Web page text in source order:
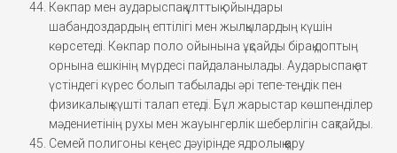
Көкпар мен аударыспақ ұлттық ойындары
шабандоздардың ептілігі мен жылқылардың күшін
көрсетеді. Көкпар поло ойынына ұқсайды бірақ доптың
орнына ешкінің мүрдесі пайдаланылады. Аударыспақ ат
үстіндегі күрес болып табылады әрі тепе-теңдік пен
физикалық күшті талап етеді. Бұл жарыстар көшпенділер
мәдениетінің рухы мен жауынгерлік шеберлігін сақтайды.
Семей полигоны кеңес дәуірінде ядролық қару